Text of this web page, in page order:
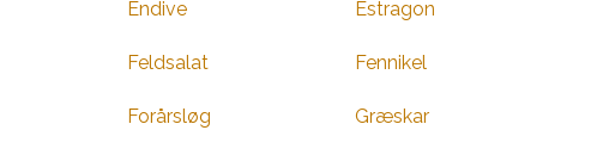
Endive Estragon
Feldsalat Fennikel
Forårsløg Græskar